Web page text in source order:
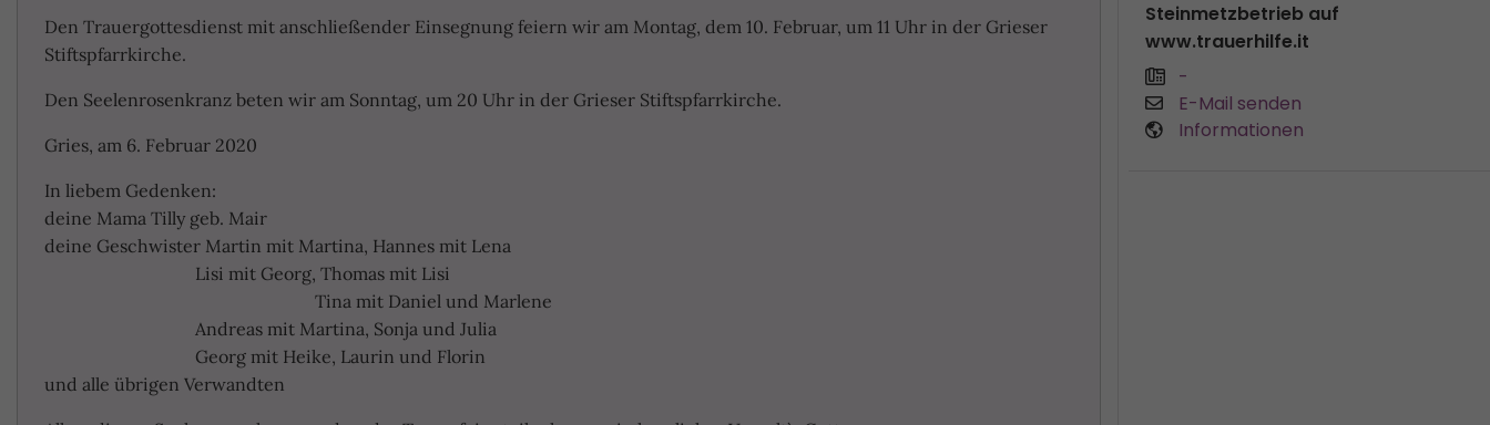
Den Trauergottesdienst mit anschließender Einsegnung feiern wir am Montag, dem 10. Februar, um 11 Uhr in der Grieser
Stiftspfarrkirche.
Den Seelenrosenkranz beten wir am Sonntag, um 20 Uhr in der Grieser Stiftspfarrkirche.
Gries, am 6. Februar 2020
In liebem Gedenken:
deine Mama Tilly geb. Mair
deine Geschwister Martin mit Martina, Hannes mit Lena
Lisi mit Georg, Thomas mit Lisi
Tina mit Daniel und Marlene
Andreas mit Martina, Sonja und Julia
Georg mit Heike, Laurin und Florin
und alle übrigen Verwandten
Steinmetzbetrieb auf
www.trauerhilfe.it
-
E-Mail senden
Informationen